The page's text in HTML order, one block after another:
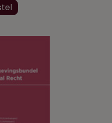
product
heeft
variaties.
kan
gekozen
worden